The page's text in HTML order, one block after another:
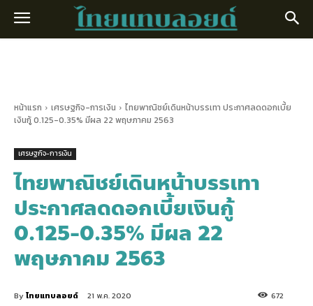
หน้าแรก เศรษฐกิจ-การเงิน
ไทยพาณิชย์เดินหน้าบรรเทา ประกาศลดดอกเบี้ย
เงินกู้ 0.125-0.35% มีผล 22 พฤษภาคม 2563
เศรษฐกิจ-การเงิน
ไทยพาณิชย์เดินหน้าบรรเทา
ประกาศลดดอกเบี้ยเงินกู้
0.125-0.35% มีผล 22
พฤษภาคม 2563
By ไทยแทบลอยด์ 21 พ.ค. 2020 672